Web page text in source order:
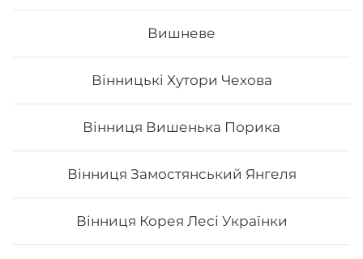
Вишневе
Вінницькі Хутори Чехова
Вінниця Вишенька Порика
Вінниця Замостянський Янгеля
Вінниця Корея Лесі Українки
Напій Sprite
0,33 л
₴